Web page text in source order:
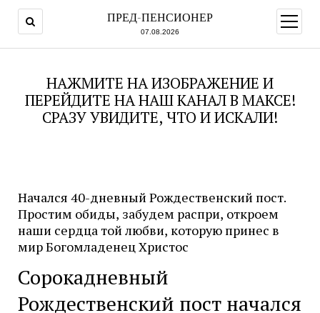
ПРЕД-ПЕНСИОНЕР
07.08.2026
меню
НАЖМИТЕ НА ИЗОБРАЖЕНИЕ И
ПЕРЕЙДИТЕ НА НАШ КАНАЛ В МАКСЕ!
СРАЗУ УВИДИТЕ, ЧТО И ИСКАЛИ!
Начался 40-дневный Рождественский пост.
Простим обиды, забудем распри, откроем
наши сердца той любви, которую принес в
мир Богомладенец Христос
Сорокадневный
Рождественский пост начался